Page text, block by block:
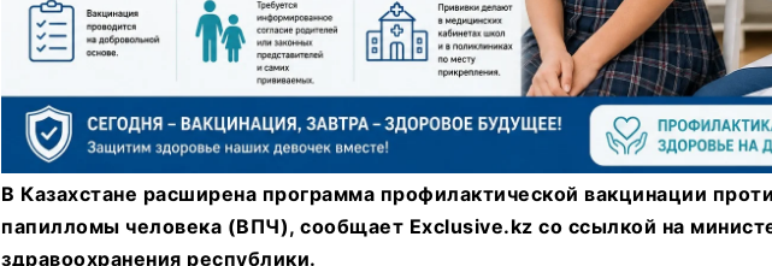
В Казахстане расширена программа профилактической вакцинации
папилломы человека (ВПЧ), сообщает Exclusive.kz со ссылкой на
здравоохранения республики.